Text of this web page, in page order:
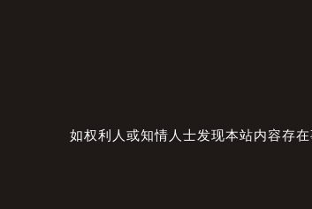
如权利人或知情人士发现本站内容存